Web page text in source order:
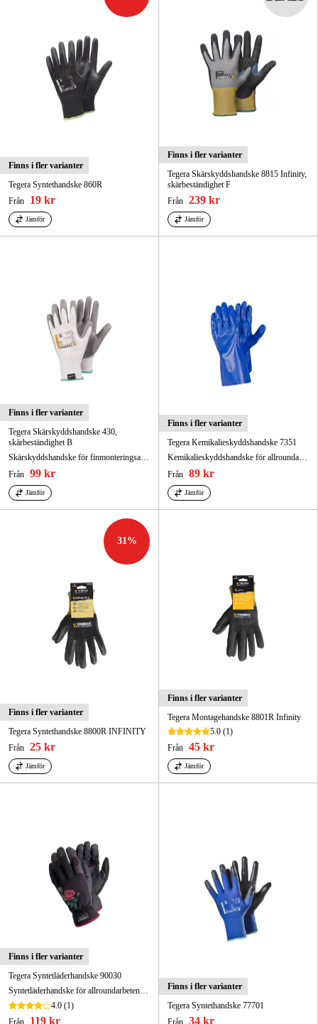
Finns i fler varianter
Tegera Syntethandske 860R
Från
19 kr
Jämför
Finns i fler varianter
Tegera Skärskyddshandske 8815 Infinity,
skärbeständighet F
Från 239 kr
Jämför
Finns i fler varianter
Tegera Skärskyddshandske 430,
skärbeständighet B
Skärskyddshandske för finmonteringsarbeten. Ventilerad ovanhand, vatten- och oljeavvisande innerhand.
Från 99 kr
Jämför
Finns i fler varianter
Tegera Kemikalieskyddshandske 7351
Kemikalieskyddshandske för allroundarbeten. Latexfri, olje- och fettresistent.
Från 89 kr
Jämför
31%
Finns i fler varianter
Tegera Syntethandske 8800R INFINITY
Från 25 kr
Jämför
Finns i fler varianter
Tegera Montagehandske 8801R Infinity
5.0 (1)
Från 45 kr
Jämför
Finns i fler varianter
Tegera Syntetläderhandske 90030
4.0 (1)
Från
119 kr
Finns i fler varianter
Tegera Syntethandske 77701
Från 34 kr